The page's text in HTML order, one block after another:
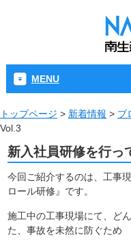
MENU
トップページ > 新着情報 > ブ
Vol.3
新入社員研修を行っ
今回ご紹介するのは、工事
ロール研修』です。
施工中の工事現場にて、ど
た、事故を未然に防ぐため